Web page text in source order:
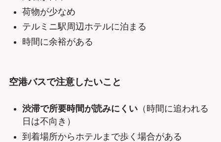
荷物が少なめ
テルミニ駅周辺ホテルに泊まる
時間に余裕がある
空港バスで注意したいこと
渋滞で所要時間が読みにくい（時間に追われる
日は不向き）
到着場所からホテルまで歩く場合がある